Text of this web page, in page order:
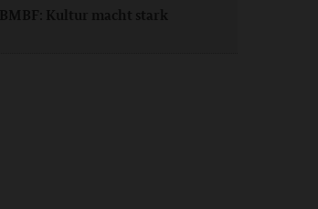
BMBF: Kultur macht stark